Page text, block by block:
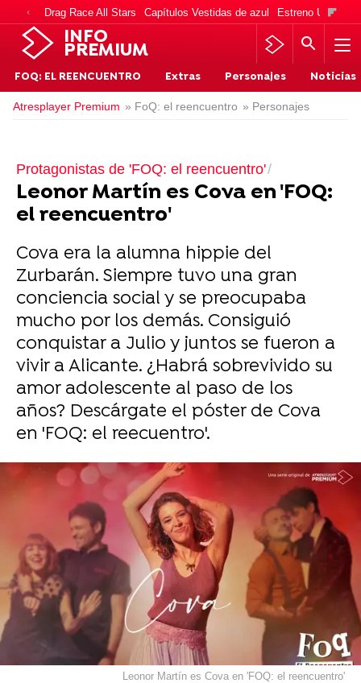
Drag Race All Stars Capítulos Vestidas de azul Estreno Una
INFO
PREMIUM
FOQ: EL REENCUENTRO Extras Personajes Noticias
Atresplayer Premium » FoQ: el reencuentro » Personajes
Protagonistas de 'FOQ: el reencuentro'
Leonor Martín es Cova en 'FOQ:
el reencuentro'
Cova era la alumna hippie del
Zurbarán. Siempre tuvo una gran
conciencia social y se preocupaba
mucho por los demás. Consiguió
conquistar a Julio y juntos se fueron a
vivir a Alicante. ¿Habrá sobrevivido su
amor adolescente al paso de los
años? Descárgate el póster de Cova
en 'FOQ: el reecuentro'.
Leonor Martín es Cova en 'FOQ: el reencuentro'